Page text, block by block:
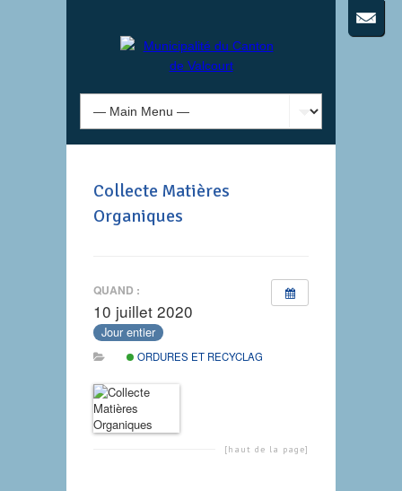
Collecte Matières
Organiques
QUAND :
10 juillet 2020
Jour entier
ORDURES ET RECYCLAGE
[haut de la page]